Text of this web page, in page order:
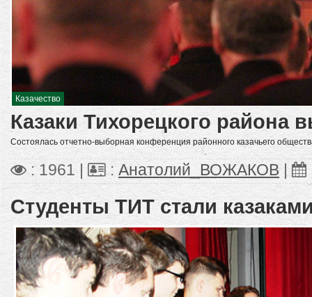
Казачество
Казаки Тихорецкого района
Состоялась отчетно-выборная конференция районного казачьего
: 1961 | : Анатолий_ВОЖАКОВ |
Студенты ТИТ стали